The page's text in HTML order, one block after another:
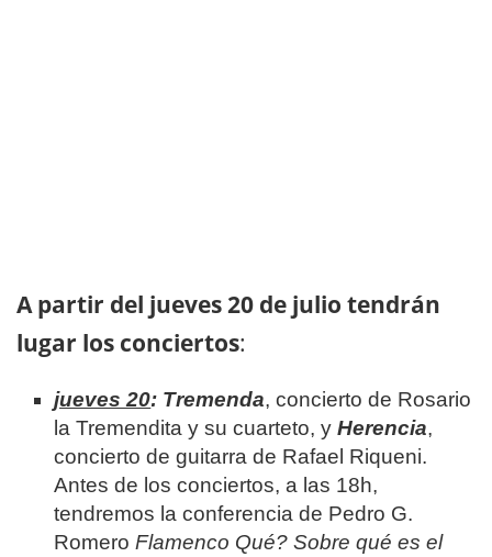
A partir del jueves 20 de julio tendrán
lugar los conciertos:
jueves 20: Tremenda, concierto de Rosario
la Tremendita y su cuarteto, yHerencia,
concierto de guitarra de Rafael Riqueni.
Antes de los conciertos, a las 18h,
tendremos la conferencia de Pedro G.
RomeroFlamenco Qué? Sobre qué es el